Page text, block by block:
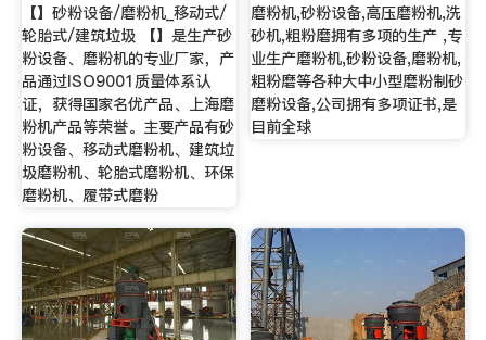
【】砂粉设备/磨粉机_移动式/
轮胎式/建筑垃圾 【】是生产砂
粉设备、磨粉机的专业厂家，产
品通过ISO9001质量体系认
证，获得国家名优产品、上海磨
粉机产品等荣誉。主要产品有砂
粉设备、移动式磨粉机、建筑垃
圾磨粉机、轮胎式磨粉机、环保
磨粉机、履带式磨粉
磨粉机,砂粉设备,高压磨粉机,洗
砂机,粗粉磨拥有多项的生产 ,专
业生产磨粉机,砂粉设备,磨粉机,
粗粉磨等各种大中小型磨粉制砂
磨粉设备,公司拥有多项证书,是
目前全球